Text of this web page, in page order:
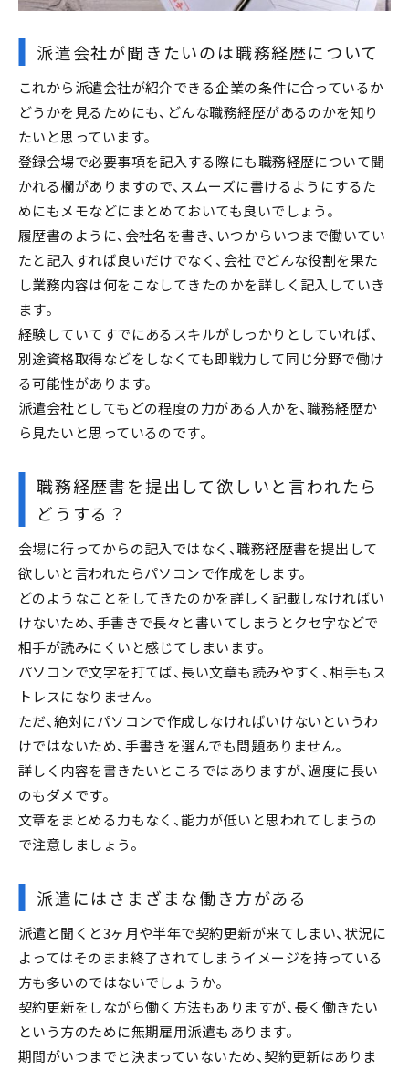
派遣会社が聞きたいのは職務経歴について
これから派遣会社が紹介できる企業の条件に合っているか
どうかを見るためにも、どんな職務経歴があるのかを知り
たいと思っています。
登録会場で必要事項を記入する際にも職務経歴について聞
かれる欄がありますので、スムーズに書けるようにするた
めにもメモなどにまとめておいても良いでしょう。
履歴書のように、会社名を書き、いつからいつまで働いてい
たと記入すれば良いだけでなく、会社でどんな役割を果た
し業務内容は何をこなしてきたのかを詳しく記入していき
ます。
経験していてすでにあるスキルがしっかりとしていれば、
別途資格取得などをしなくても即戦力して同じ分野で働け
る可能性があります。
派遣会社としてもどの程度の力がある人かを、職務経歴か
ら見たいと思っているのです。
職務経歴書を提出して欲しいと言われたら
どうする？
会場に行ってからの記入ではなく、職務経歴書を提出して
欲しいと言われたらパソコンで作成をします。
どのようなことをしてきたのかを詳しく記載しなければい
けないため、手書きで長々と書いてしまうとクセ字などで
相手が読みにくいと感じてしまいます。
パソコンで文字を打てば、長い文章も読みやすく、相手もス
トレスになりません。
ただ、絶対にパソコンで作成しなければいけないというわ
けではないため、手書きを選んでも問題ありません。
詳しく内容を書きたいところではありますが、過度に長い
のもダメです。
文章をまとめる力もなく、能力が低いと思われてしまうの
で注意しましょう。
派遣にはさまざまな働き方がある
派遣と聞くと3ヶ月や半年で契約更新が来てしまい、状況に
よってはそのまま終了されてしまうイメージを持っている
方も多いのではないでしょうか。
契約更新をしながら働く方法もありますが、長く働きたい
という方のために無期雇用派遣もあります。
期間がいつまでと決まっていないため、契約更新はありま